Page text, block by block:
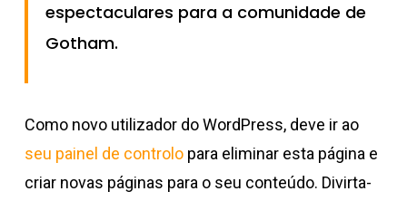
espectaculares para a comunidade de
Gotham.
Como novo utilizador do WordPress, deve ir ao
seu painel de controlopara eliminar esta página e
criar novas páginas para o seu conteúdo. Divirta-